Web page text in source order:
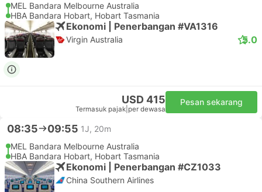
MEL Bandara Melbourne Australia
HBA Bandara Hobart, Hobart Tasmania
Ekonomi | Penerbangan #VA1316
Virgin Australia 5.0
USD 415
Termasuk pajak per dewasa
Pesan sekarang
08:35 09:55 1J, 20m
MEL Bandara Melbourne Australia
HBA Bandara Hobart, Hobart Tasmania
Ekonomi | Penerbangan #CZ1033
China Southern Airlines